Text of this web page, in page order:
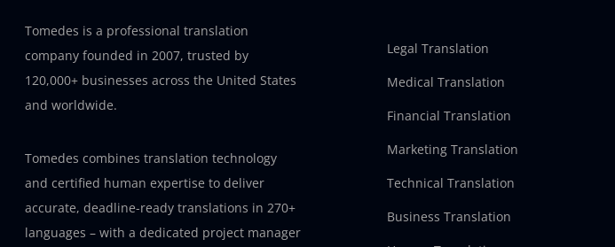
Tomedes is a professional translation
company founded in 2007, trusted by
120,000+ businesses across the United States
and worldwide.
Tomedes combines translation technology
and certified human expertise to deliver
accurate, deadline-ready translations in 270+
languages – with a dedicated project manager
Legal Translation
Medical Translation
Financial Translation
Marketing Translation
Technical Translation
Business Translation